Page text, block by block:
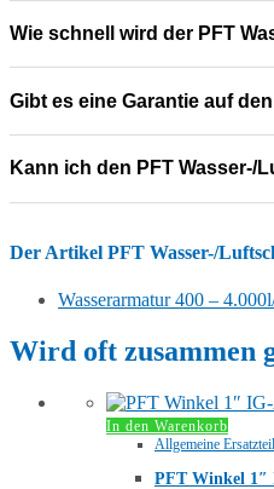
Wie schnell wird der PFT
Gibt es eine Garantie auf
Kann ich den PFT Wasser-/
Der Artikel PFT Wasser-/
Wasserarmatur 400 –
Wird oft zusammen
In den Warenkorb
Allgemeine
PFT Winkel 1″